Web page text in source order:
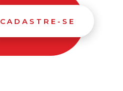
CADASTRE-SE